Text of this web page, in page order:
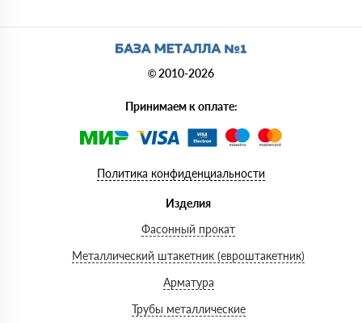
© 2010-2026
Принимаем к оплате:
Политика конфиденциальности
Изделия
Фасонный прокат
Металлический штакетник (евроштакетник)
Арматура
Трубы металлические